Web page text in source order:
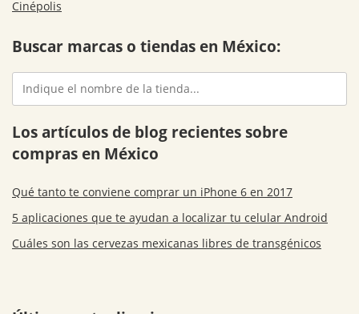
Cinépolis
Buscar marcas o tiendas en México:
Los artículos de blog recientes sobre
compras en México
Qué tanto te conviene comprar un iPhone 6 en 2017
5 aplicaciones que te ayudan a localizar tu celular Android
Cuáles son las cervezas mexicanas libres de transgénicos